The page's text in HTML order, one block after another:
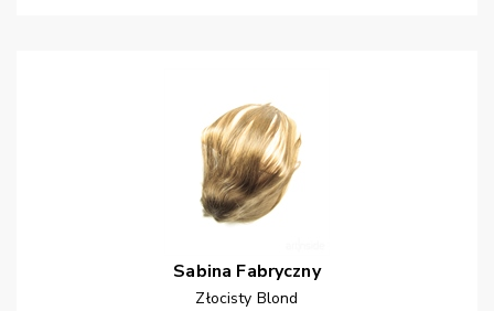
Sabina Fabryczny
Złocisty Blond